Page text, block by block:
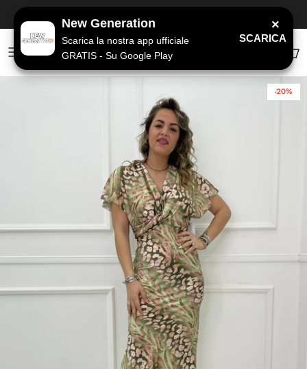
×
New Generation
Scarica la nostra app ufficiale
GRATIS - Su Google Play
SCARICA
Passa ai contenuti
Account
-20%